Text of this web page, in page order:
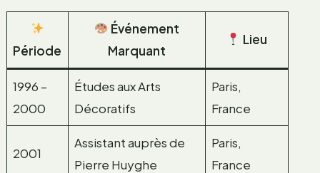
Période
Événement
Marquant
Lieu
1996 –
2000
Études aux Arts
Décoratifs
Paris,
France
2001
Assistant auprès de
Pierre Huyghe
Paris,
France